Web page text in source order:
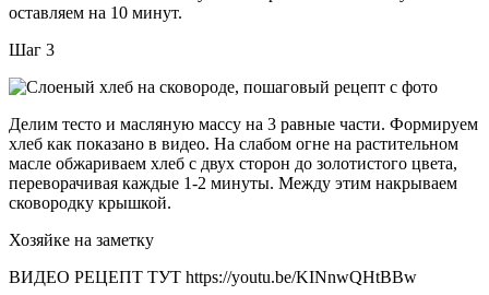
оставляем на 10 минут.
Шаг 3
Делим тесто и масляную массу на 3 равные части. Формируем
хлеб как показано в видео. На слабом огне на растительном
масле обжариваем хлеб с двух сторон до золотистого цвета,
переворачивая каждые 1-2 минуты. Между этим накрываем
сковородку крышкой.
Хозяйке на заметку
ВИДЕО РЕЦЕПТ ТУТ https://youtu.be/KINnwQHtBBw